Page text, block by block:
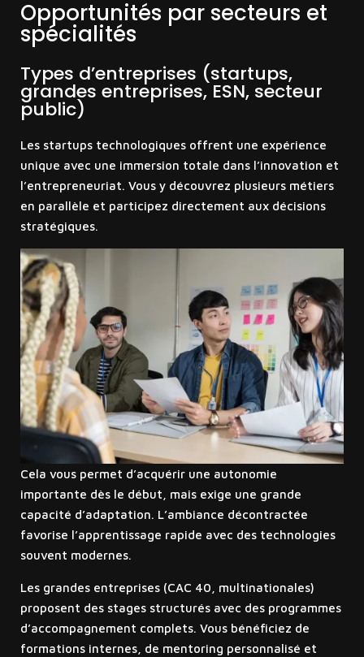
Opportunités par secteurs et
spécialités
Types d’entreprises (startups,
grandes entreprises, ESN, secteur
public)
Les startups technologiques offrent une expérience
unique avec une immersion totale dans l’innovation et
l’entrepreneuriat. Vous y découvrez plusieurs métiers
en parallèle et participez directement aux décisions
stratégiques.
Cela vous permet d’acquérir une autonomie
importante dès le début, mais exige une grande
capacité d’adaptation. L’ambiance décontractée
favorise l’apprentissage rapide avec des technologies
souvent modernes.
Les grandes entreprises (CAC 40, multinationales)
proposent des stages structurés avec des programmes
d’accompagnement complets. Vous bénéficiez de
formations internes, de mentoring personnalisé et